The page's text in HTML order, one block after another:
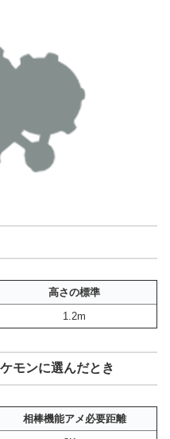
高さの標準
1.2m
モンに選んだとき
相棒機能アメ必要距離